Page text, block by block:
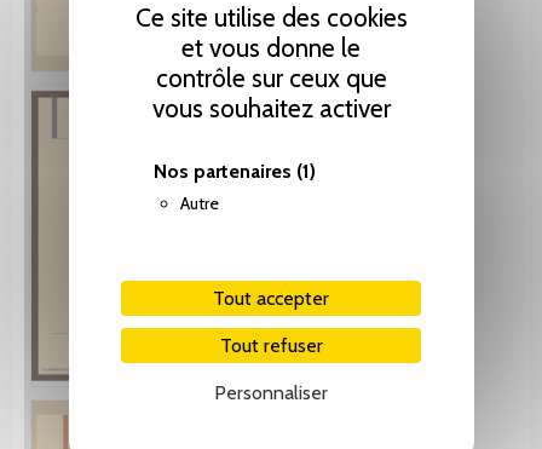
Ce site utilise des cookies
et vous donne le
contrôle sur ceux que
vous souhaitez activer
Nos partenaires (1)
Autre
Tout accepter
Tout refuser
Personnaliser